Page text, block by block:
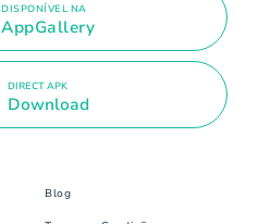
DISPONÍVEL NA
AppGallery
DIRECT APK
Download
Blog